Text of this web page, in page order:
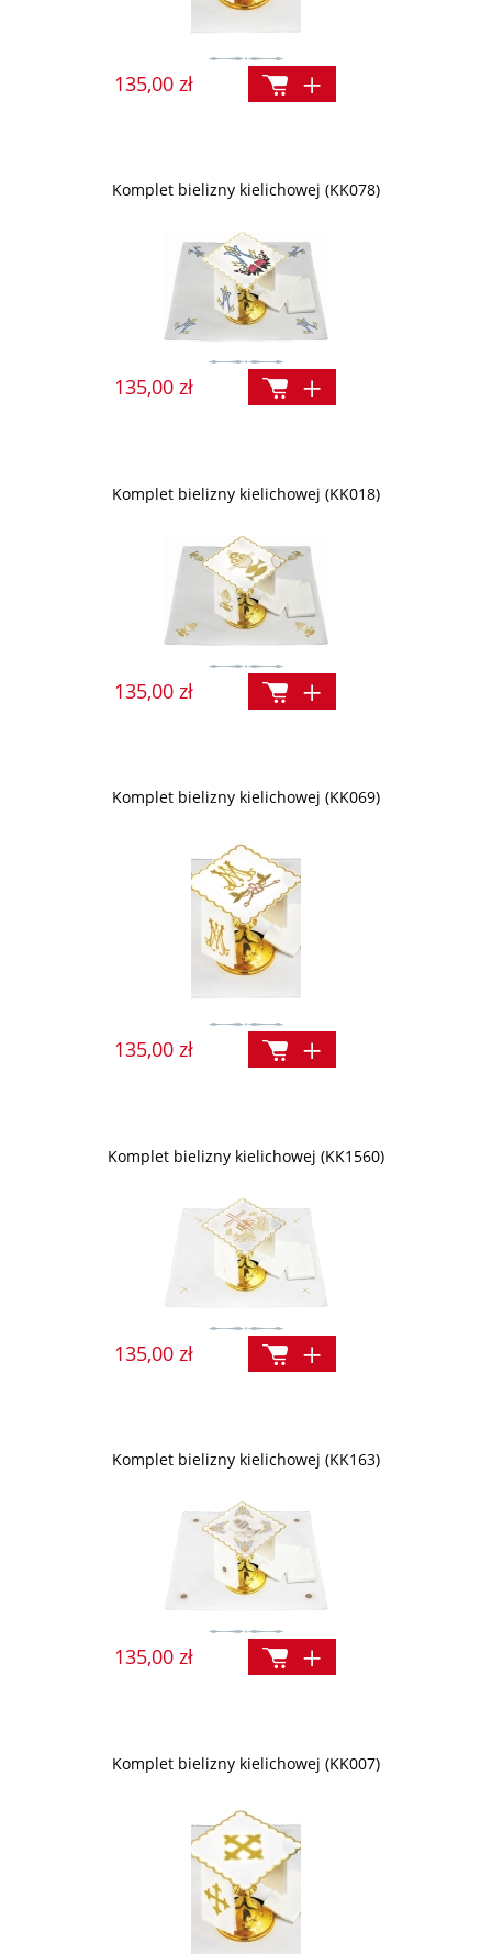
135,00 zł
Komplet bielizny kielichowej (KK078)
135,00 zł
Komplet bielizny kielichowej (KK018)
135,00 zł
Komplet bielizny kielichowej (KK069)
135,00 zł
Komplet bielizny kielichowej (KK1560)
135,00 zł
Komplet bielizny kielichowej (KK163)
135,00 zł
Komplet bielizny kielichowej (KK007)